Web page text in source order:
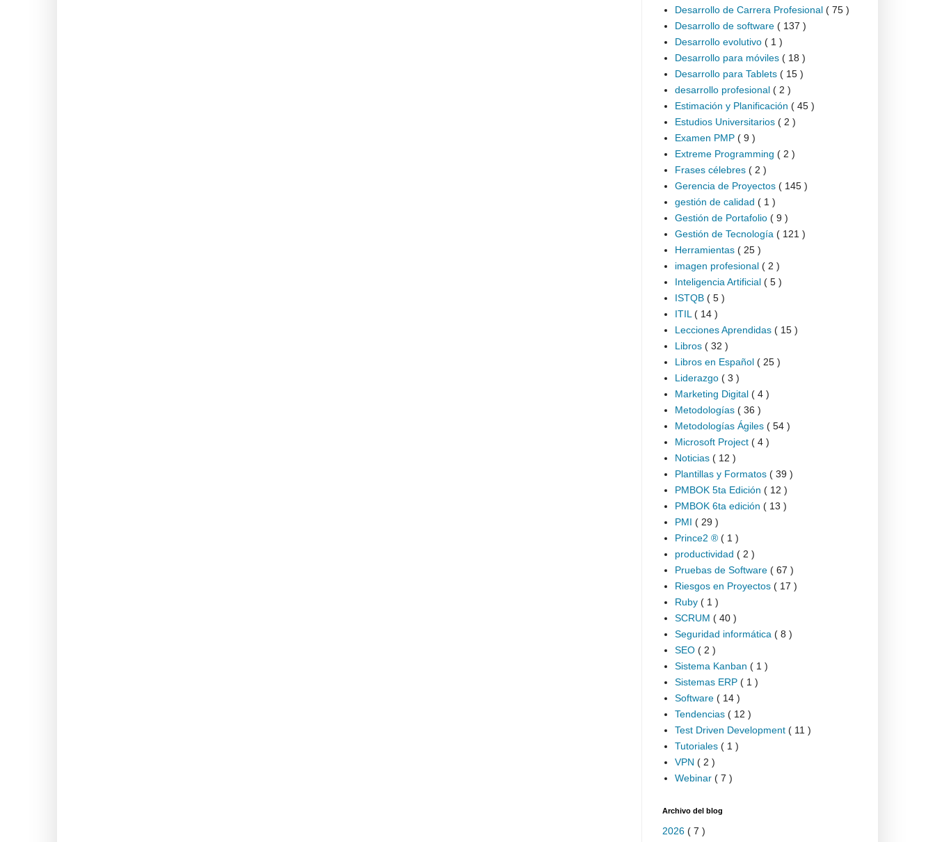
Desarrollo de Carrera Profesional ( 75 )
Desarrollo de software ( 137 )
Desarrollo evolutivo ( 1 )
Desarrollo para móviles ( 18 )
Desarrollo para Tablets ( 15 )
desarrollo profesional ( 2 )
Estimación y Planificación ( 45 )
Estudios Universitarios ( 2 )
Examen PMP ( 9 )
Extreme Programming ( 2 )
Frases célebres ( 2 )
Gerencia de Proyectos ( 145 )
gestión de calidad ( 1 )
Gestión de Portafolio ( 9 )
Gestión de Tecnología ( 121 )
Herramientas ( 25 )
imagen profesional ( 2 )
Inteligencia Artificial ( 5 )
ISTQB ( 5 )
ITIL ( 14 )
Lecciones Aprendidas ( 15 )
Libros ( 32 )
Libros en Español ( 25 )
Liderazgo ( 3 )
Marketing Digital ( 4 )
Metodologías ( 36 )
Metodologías Ágiles ( 54 )
Microsoft Project ( 4 )
Noticias ( 12 )
Plantillas y Formatos ( 39 )
PMBOK 5ta Edición ( 12 )
PMBOK 6ta edición ( 13 )
PMI ( 29 )
Prince2 ® ( 1 )
productividad ( 2 )
Pruebas de Software ( 67 )
Riesgos en Proyectos ( 17 )
Ruby ( 1 )
SCRUM ( 40 )
Seguridad informática ( 8 )
SEO ( 2 )
Sistema Kanban ( 1 )
Sistemas ERP ( 1 )
Software ( 14 )
Tendencias ( 12 )
Test Driven Development ( 11 )
Tutoriales ( 1 )
VPN ( 2 )
Webinar ( 7 )
Archivo del blog
2026 ( 7 )